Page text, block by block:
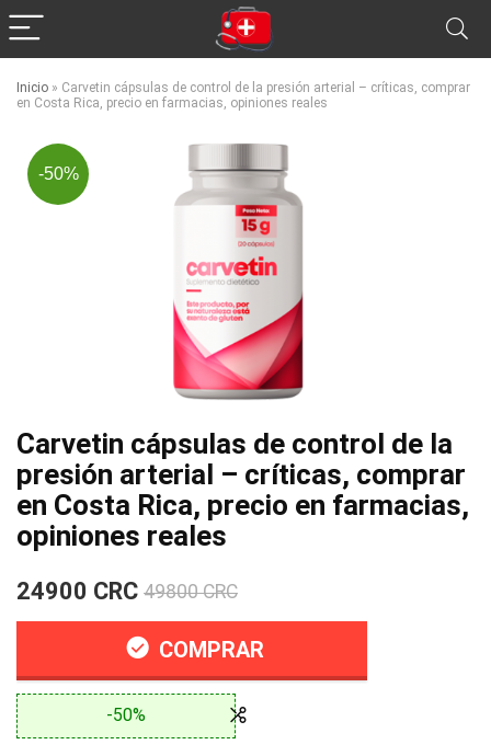
Inicio » Carvetin cápsulas de control de la presión arterial – críticas, comprar
en Costa Rica, precio en farmacias, opiniones reales
-50%
Carvetin cápsulas de control de la
presión arterial – críticas, comprar
en Costa Rica, precio en farmacias,
opiniones reales
24900 CRC 49800 CRC
COMPRAR
-50%